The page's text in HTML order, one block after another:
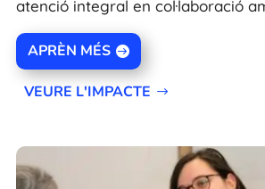
atenció integral en col·laboració
APRÈN MÉS
VEURE L'IMPACTE